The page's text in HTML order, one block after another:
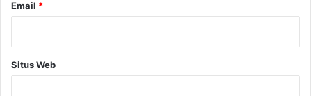
Email *
Situs Web